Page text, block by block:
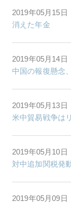
2019年05月15日
消えた年金
2019年05月14日
中国の報復懸念
2019年05月13日
米中貿易戦争は
2019年05月10日
対中追加関税発
2019年05月09日